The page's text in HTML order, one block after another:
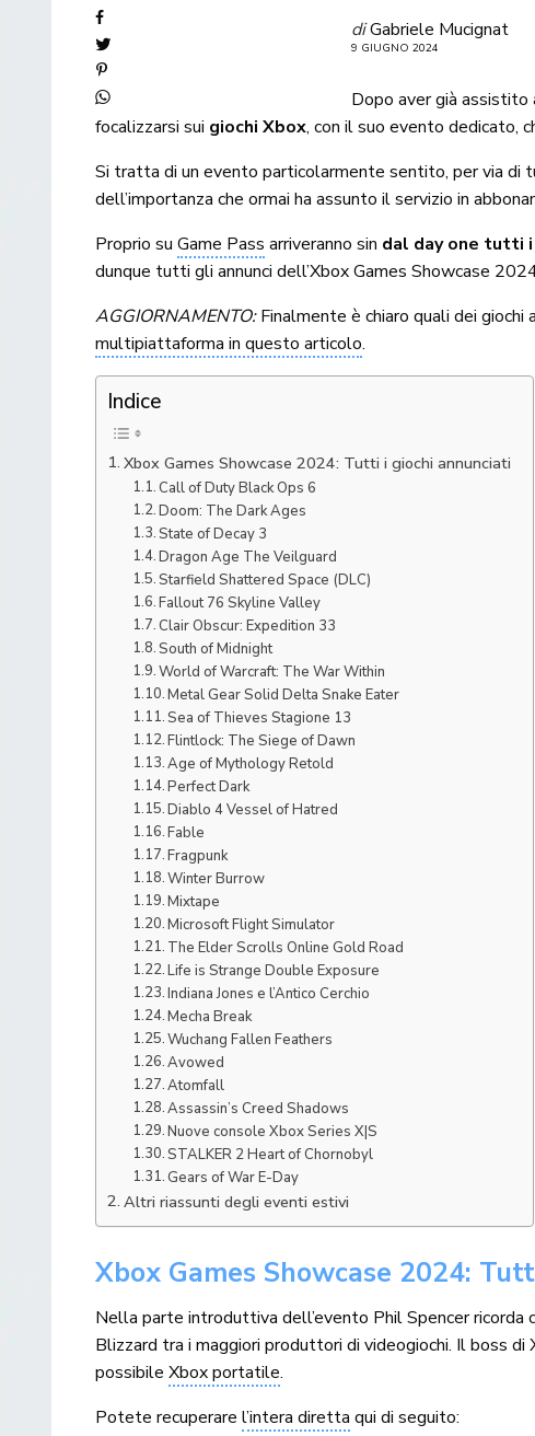
diGabriele Mucignat
9 GIUGNO 2024
Dopo aver già assistito
focalizzarsi sui giochi Xbox, con il suo evento dedicato,
Si tratta di un evento particolarmente sentito, per via
dell’importanza che ormai ha assunto il servizio in
Proprio suGame Pass arriveranno sin dal day one tutti i
dunque tutti gli annunci dell’Xbox Games Showcase
AGGIORNAMENTO:Finalmente è chiaro quali dei giochi
multipiattaforma in questo articolo.
Indice
Xbox Games Showcase 2024: Tutti i giochi annunciati
Call of Duty Black Ops 6
Doom: The Dark Ages
State of Decay 3
Dragon Age The Veilguard
Starfield Shattered Space (DLC)
Fallout 76 Skyline Valley
Clair Obscur: Expedition 33
South of Midnight
World of Warcraft: The War Within
Metal Gear Solid Delta Snake Eater
Sea of Thieves Stagione 13
Flintlock: The Siege of Dawn
Age of Mythology Retold
Perfect Dark
Diablo 4 Vessel of Hatred
Fable
Fragpunk
Winter Burrow
Mixtape
Microsoft Flight Simulator
The Elder Scrolls Online Gold Road
Life is Strange Double Exposure
Indiana Jones e l’Antico Cerchio
Mecha Break
Wuchang Fallen Feathers
Avowed
Atomfall
Assassin’s Creed Shadows
Nuove console Xbox Series X|S
STALKER 2 Heart of Chornobyl
Gears of War E-Day
Altri riassunti degli eventi estivi
Xbox Games Showcase 2024:
Nella parte introduttiva dell’evento Phil Spencer
Blizzard tra i maggiori produttori di videogiochi. Il boss di
possibileXbox portatile.
Potete recuperarel’intera diretta qui di seguito: